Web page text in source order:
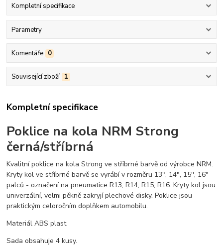
Kompletní specifikace
Parametry
Komentáře 0
Související zboží 1
Kompletní specifikace
Poklice na kola NRM Strong
černá/stříbrná
Kvalitní poklice na kola Strong ve stříbrné barvě od výrobce NRM.
Kryty kol ve stříbrné barvě se vyrábí v rozměru 13", 14", 15'', 16"
palců - označení na pneumatice R13, R14, R15, R16. Kryty kol jsou
univerzální, velmi pěkně zakryjí plechové disky. Poklice jsou
praktickým celoročním doplňkem automobilu.
Materiál ABS plast.
Sada obsahuje 4 kusy.